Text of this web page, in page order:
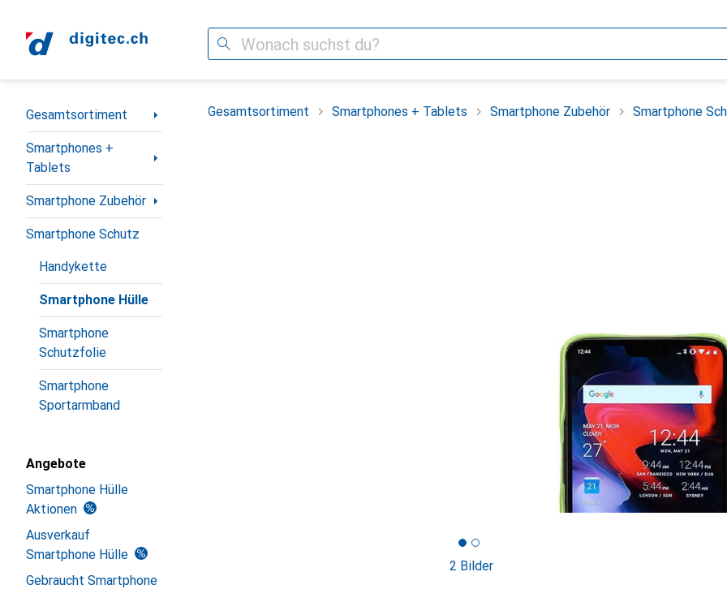
Suche
Navigation nach Kategorien
Gesamtsortiment
Smartphones +
Tablets
Smartphone Zubehör
Smartphone Schutz
Handykette
Smartphone Hülle
Smartphone
Schutzfolie
Smartphone
Sportarmband
Angebote
Smartphone Hülle
Aktionen
Ausverkauf
Smartphone Hülle
Gebraucht Smartphone
Gesamtsortiment Smartphones + Tablets Smartphone Zubehör Smartphone
2 Bilder